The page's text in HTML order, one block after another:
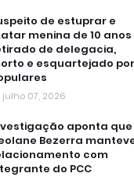
de estuprar e
menina de 10 anos
de delegacia,
e esquartejado por
julho 07, 2026
aponta que
Bezerra
com
do PCC